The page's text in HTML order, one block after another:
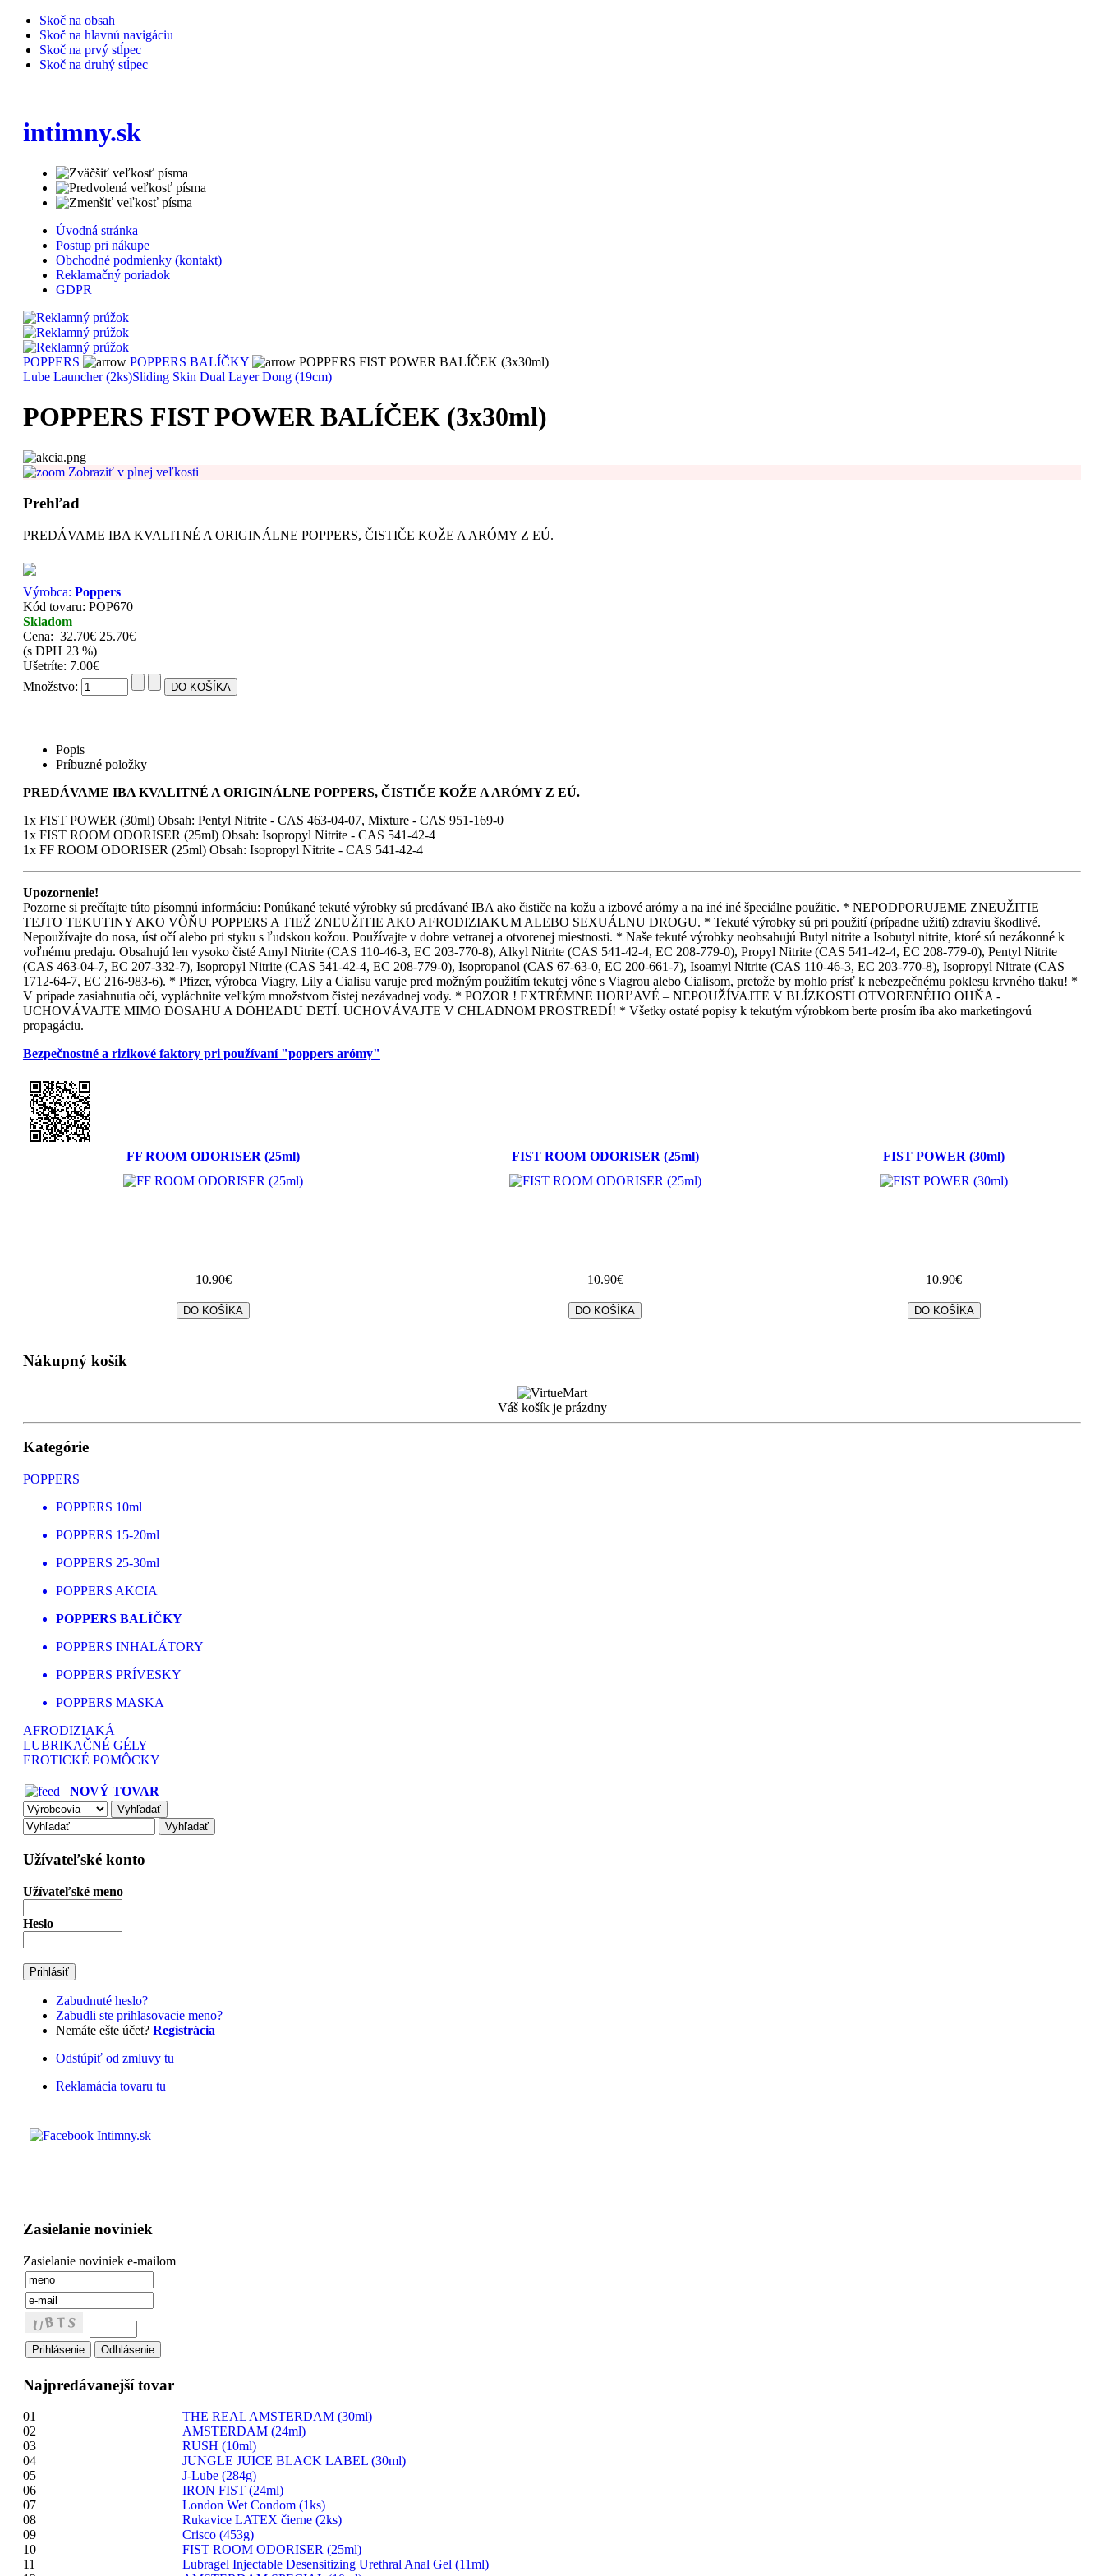
Skoč na obsah
Skoč na hlavnú navigáciu
Skoč na prvý stĺpec
Skoč na druhý stĺpec
intimny.sk
Úvodná stránka
Postup pri nákupe
Obchodné podmienky (kontakt)
Reklamačný poriadok
GDPR
POPPERS POPPERS BALÍČKY
POPPERS FIST POWER BALÍČEK (3x30ml)
Lube Launcher (2ks)Sliding Skin Dual Layer Dong (19cm)
POPPERS FIST POWER BALÍČEK (3x30ml)
Zobraziť v plnej veľkosti
Prehľad
PREDÁVAME IBA KVALITNÉ A ORIGINÁLNE POPPERS, ČISTIČE KOŽE A ARÓMY Z EÚ.
Výrobca: Poppers
Kód tovaru: POP670
Skladom
Cena: 32.70€ 25.70€
(s DPH 23 %)
Ušetríte: 7.00€
Množstvo:
Popis
Príbuzné položky
PREDÁVAME IBA KVALITNÉ A ORIGINÁLNE POPPERS, ČISTIČE KOŽE A ARÓMY Z EÚ.
1x FIST POWER (30ml) Obsah: Pentyl Nitrite - CAS 463-04-07, Mixture - CAS 951-169-0
1x FIST ROOM ODORISER (25ml) Obsah: Isopropyl Nitrite - CAS 541-42-4
1x FF ROOM ODORISER (25ml) Obsah: Isopropyl Nitrite - CAS 541-42-4
Upozornenie!
Pozorne si prečítajte túto písomnú informáciu: Ponúkané tekuté výrobky sú predávané IBA ako čističe na kožu a izbové arómy a na iné iné špeciálne použitie. * NEPODPORUJEME ZNEUŽITIE
TEJTO TEKUTINY AKO VÔŇU POPPERS A TIEŽ ZNEUŽITIE AKO AFRODIZIAKUM ALEBO SEXUÁLNU DROGU. * Tekuté výrobky sú pri použití (prípadne užití) zdraviu škodlivé.
Nepoužívajte do nosa, úst očí alebo pri styku s ľudskou kožou. Používajte v dobre vetranej a otvorenej miestnosti. * Naše tekuté výrobky neobsahujú Butyl nitrite a Isobutyl nitrite, ktoré sú nezákonné k
voľnému predaju. Obsahujú len vysoko čisté Amyl Nitrite (CAS 110-46-3, EC 203-770-8), Alkyl Nitrite (CAS 541-42-4, EC 208-779-0), Propyl Nitrite (CAS 541-42-4, EC 208-779-0), Pentyl Nitrite
(CAS 463-04-7, EC 207-332-7), Isopropyl Nitrite (CAS 541-42-4, EC 208-779-0), Isopropanol (CAS 67-63-0, EC 200-661-7), Isoamyl Nitrite (CAS 110-46-3, EC 203-770-8), Isopropyl Nitrate (CAS
1712-64-7, EC 216-983-6). * Pfizer, výrobca Viagry, Lily a Cialisu varuje pred možným použitím tekutej vône s Viagrou alebo Cialisom, pretože by mohlo prísť k nebezpečnému poklesu krvného tlaku! *
V prípade zasiahnutia očí, vypláchnite veľkým množstvom čistej nezávadnej vody. * POZOR ! EXTRÉMNE HORĽAVÉ – NEPOUŽÍVAJTE V BLÍZKOSTI OTVORENÉHO OHŇA -
UCHOVÁVAJTE MIMO DOSAHU A DOHĽADU DETÍ. UCHOVÁVAJTE V CHLADNOM PROSTREDÍ! * Všetky ostaté popisy k tekutým výrobkom berte prosím iba ako marketingovú
propagáciu.
Bezpečnostné a rizikové faktory pri používaní "poppers arómy"
FF ROOM ODORISER (25ml)
10.90€
FIST ROOM ODORISER (25ml)
10.90€
FIST POWER (30ml)
10.90€
Nákupný košík
Váš košík je prázdny
Kategórie
POPPERS
POPPERS 10ml
POPPERS 15-20ml
POPPERS 25-30ml
POPPERS AKCIA
POPPERS BALÍČKY
POPPERS INHALÁTORY
POPPERS PRÍVESKY
POPPERS MASKA
AFRODIZIAKÁ
LUBRIKAČNÉ GÉLY
EROTICKÉ POMÔCKY
NOVÝ TOVAR
Užívateľské konto
Užívateľské meno
Heslo
Zabudnuté heslo?
Zabudli ste prihlasovacie meno?
Nemáte ešte účet? Registrácia
Odstúpiť od zmluvy tu
Reklamácia tovaru tu
Zasielanie noviniek
Zasielanie noviniek e-mailom
Najpredávanejší tovar
01
THE REAL AMSTERDAM (30ml)
02
AMSTERDAM (24ml)
03
RUSH (10ml)
04
JUNGLE JUICE BLACK LABEL (30ml)
05
J-Lube (284g)
06
IRON FIST (24ml)
07
London Wet Condom (1ks)
08
Rukavice LATEX čierne (2ks)
09
Crisco (453g)
10
FIST ROOM ODORISER (25ml)
11
Lubragel Injectable Desensitizing Urethral Anal Gel (11ml)